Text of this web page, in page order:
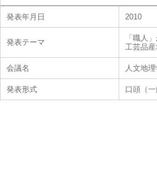
発表年月日 2010
発表テーマ
「職人
工芸品
会議名 人文地
発表形式 口頭（一